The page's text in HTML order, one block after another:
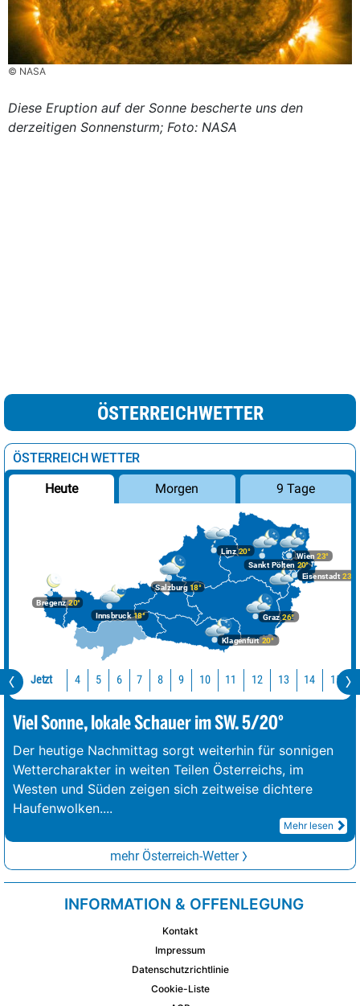
© NASA
Diese Eruption auf der Sonne bescherte uns den
derzeitigen Sonnensturm; Foto: NASA
ÖSTERREICHWETTER
ÖSTERREICH WETTER
Heute Morgen 9 Tage
Bregenz20°
Graz26°
Innsbruck18°
Klagenfurt 20°
Linz20°
Salzburg18°
Wien 23°
Eisenstadt 23°
Sankt Pölten 20°
Jetzt 4 5 6 7 8 9 10 11 12 13 14 15
Viel Sonne, lokale Schauer im SW. 5/20°
Der heutige Nachmittag sorgt weiterhin für sonnigen
Wettercharakter in weiten Teilen Österreichs, im
Westen und Süden zeigen sich zeitweise dichtere
Haufenwolken....
Mehr lesen
mehr Österreich-Wetter
INFORMATION & OFFENLEGUNG
Kontakt
Impressum
Datenschutzrichtlinie
Cookie-Liste